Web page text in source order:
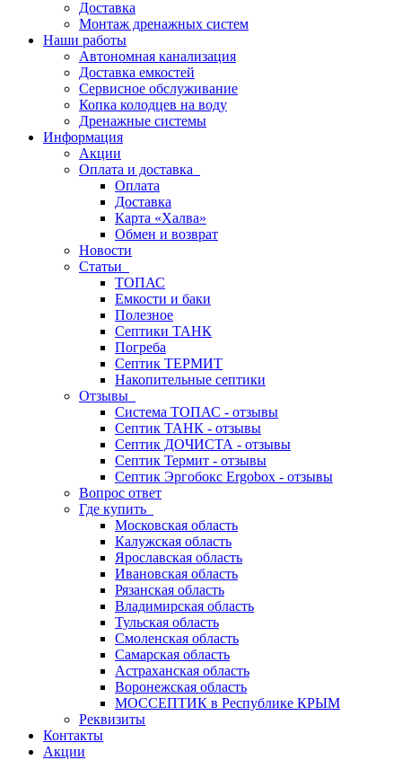
Доставка
Монтаж дренажных систем
Наши работы
Автономная канализация
Доставка емкостей
Сервисное обслуживание
Копка колодцев на воду
Дренажные системы
Информация
Акции
Оплата и доставка
Оплата
Доставка
Карта «Халва»
Обмен и возврат
Новости
Статьи
ТОПАС
Емкости и баки
Полезное
Септики ТАНК
Погреба
Септик ТЕРМИТ
Накопительные септики
Отзывы
Система ТОПАС - отзывы
Септик ТАНК - отзывы
Септик ДОЧИСТА - отзывы
Септик Термит - отзывы
Септик Эргобокс Ergobox - отзывы
Вопрос ответ
Где купить
Московская область
Калужская область
Ярославская область
Ивановская область
Рязанская область
Владимирская область
Тульская область
Смоленская область
Самарская область
Астраханская область
Воронежская область
МОССЕПТИК в Республике КРЫМ
Реквизиты
Контакты
Акции